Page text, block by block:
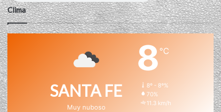
Clima
SANTA FE
Muy nuboso
8℃
8º - 8º%
70%
11.3 km/h